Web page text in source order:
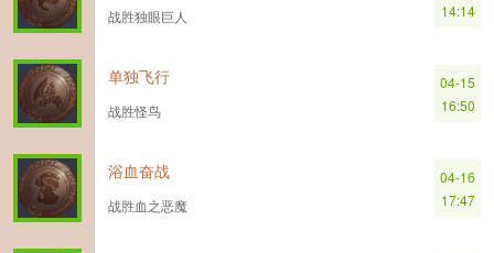
战胜独眼巨人
14:14
单独飞行
战胜怪鸟
04-15
16:50
浴血奋战
战胜血之恶魔
04-16
17:47